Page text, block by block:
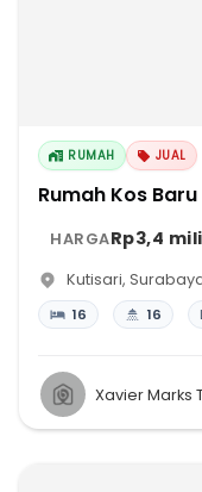
RUMAH JUAL
Rumah Kos
HARGARp3,4
Kutisari,
16 16
Xavier Marks